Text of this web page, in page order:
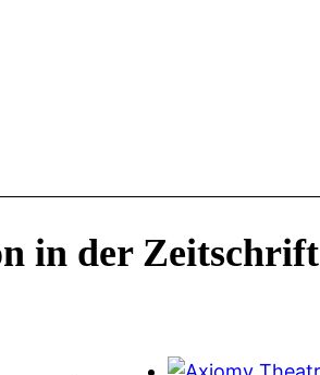
in der Zeitschrift